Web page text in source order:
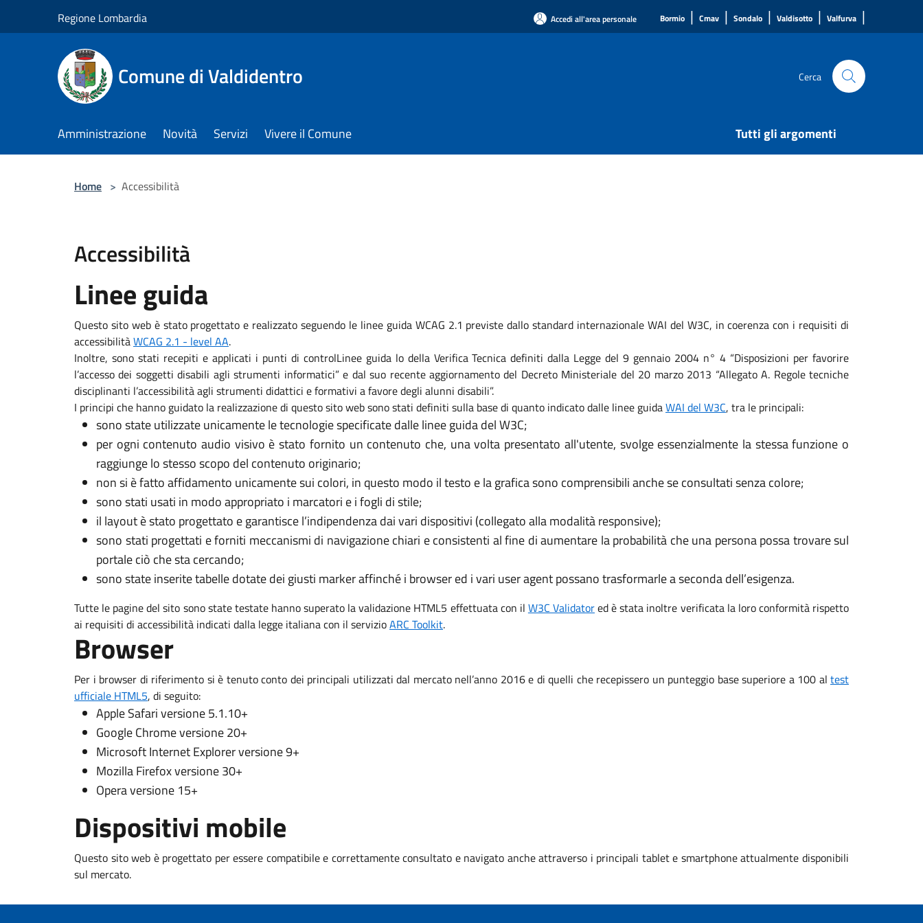
Regione Lombardia Accedi all'area personale Bormio | Cmav | Sondalo | Valdisotto | Valfurva |
Comune di Valdidentro Cerca
Amministrazione Novità Servizi Vivere il Comune Tutti gli argomenti
Home > Accessibilità
Accessibilità
Linee guida
Questo sito web è stato progettato e realizzato seguendo le linee guida WCAG 2.1 previste dallo standard internazionale WAI del W3C, in coerenza con i requisiti di
accessibilitàWCAG 2.1 - level AA.
Inoltre, sono stati recepiti e applicati i punti di controlLinee guida lo della Verifica Tecnica definiti dalla Legge del 9 gennaio 2004 n° 4 “Disposizioni per favorire
l’accesso dei soggetti disabili agli strumenti informatici” e dal suo recente aggiornamento del Decreto Ministeriale del 20 marzo 2013 “Allegato A. Regole tecniche
disciplinanti l’accessibilità agli strumenti didattici e formativi a favore degli alunni disabili”.
I principi che hanno guidato la realizzazione di questo sito web sono stati definiti sulla base di quanto indicato dalle linee guidaWAI del W3C, tra le principali:
sono state utilizzate unicamente le tecnologie specificate dalle linee guida del W3C;
per ogni contenuto audio visivo è stato fornito un contenuto che, una volta presentato all'utente, svolge essenzialmente la stessa funzione o
raggiunge lo stesso scopo del contenuto originario;
non si è fatto affidamento unicamente sui colori, in questo modo il testo e la grafica sono comprensibili anche se consultati senza colore;
sono stati usati in modo appropriato i marcatori e i fogli di stile;
il layout è stato progettato e garantisce l’indipendenza dai vari dispositivi (collegato alla modalità responsive);
sono stati progettati e forniti meccanismi di navigazione chiari e consistenti al fine di aumentare la probabilità che una persona possa trovare sul
portale ciò che sta cercando;
sono state inserite tabelle dotate dei giusti marker affinché i browser ed i vari user agent possano trasformarle a seconda dell’esigenza.
Tutte le pagine del sito sono state testate hanno superato la validazione HTML5 effettuata con il W3C Validatored è stata inoltre verificata la loro conformità rispetto
ai requisiti di accessibilità indicati dalla legge italiana con il servizioARC Toolkit.
Browser
Per i browser di riferimento si è tenuto conto dei principali utilizzati dal mercato nell’anno 2016 e di quelli che recepissero un punteggio base superiore a 100 al test
ufficiale HTML5, di seguito:
Apple Safari versione 5.1.10+
Google Chrome versione 20+
Microsoft Internet Explorer versione 9+
Mozilla Firefox versione 30+
Opera versione 15+
Dispositivi mobile
Questo sito web è progettato per essere compatibile e correttamente consultato e navigato anche attraverso i principali tablet e smartphone attualmente disponibili
sul mercato.